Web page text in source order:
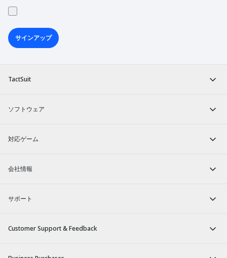
TactSuit
ソフトウェア
対応ゲーム
会社情報
サポート
Customer Support & Feedback
サインアップ